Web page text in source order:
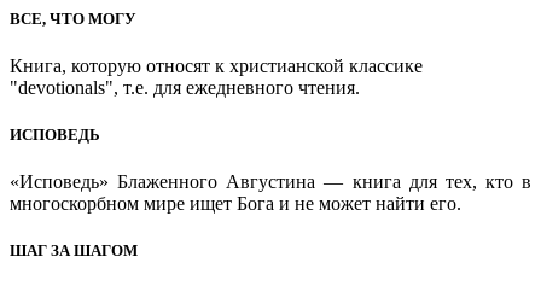
ВСЕ, ЧТО МОГУ
Книга, которую относят к христианской классике
"devotionals", т.е. для ежедневного чтения.
ИСПОВЕДЬ
«Исповедь» Блаженного Августина — книга для тех, кто в
многоскорбном мире ищет Бога и не может найти его.
ШАГ ЗА ШАГОМ